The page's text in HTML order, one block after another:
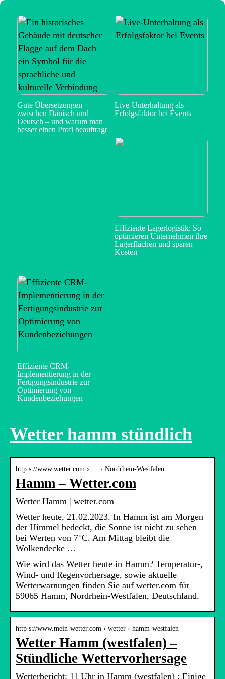
Gute Übersetzungen
zwischen Dänisch und
Deutsch – und warum man
besser einen Profi beauftragt
Live-Unterhaltung als
Erfolgsfaktor bei Events
Effiziente Lagerlogistik: So
optimieren Unternehmen ihre
Lagerflächen und sparen
Kosten
Effiziente CRM-
Implementierung in der
Fertigungsindustrie zur
Optimierung von
Kundenbeziehungen
Wetter hamm stündlich
http s://www.wetter.com › … › Nordrhein-Westfalen
Hamm – Wetter.com
Wetter Hamm | wetter.com
Wetter heute, 21.02.2023. In Hamm ist am Morgen
der Himmel bedeckt, die Sonne ist nicht zu sehen
bei Werten von 7°C. Am Mittag bleibt die
Wolkendecke …
Wie wird das Wetter heute in Hamm? Temperatur-,
Wind- und Regenvorhersage, sowie aktuelle
Wetterwarnungen finden Sie auf wetter.com für
59065 Hamm, Nordrhein-Westfalen, Deutschland.
http s://www.mein-wetter.com › wetter › hamm-westfalen
Wetter Hamm (westfalen) –
Stündliche Wettervorhersage
Wetterbericht: 11 Uhr in Hamm (westfalen) : Einige